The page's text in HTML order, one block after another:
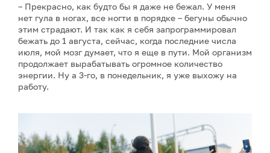
– Прекрасно, как будто бы я даже не бежал. У меня
нет гула в ногах, все ногти в порядке – бегуны обычно
этим страдают. И так как я себя запрограммировал
бежать до 1 августа, сейчас, когда последние числа
июля, мой мозг думает, что я еще в пути. Мой организм
продолжает вырабатывать огромное количество
энергии. Ну а 3-го, в понедельник, я уже выхожу на
работу.